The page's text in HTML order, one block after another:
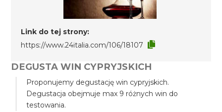
Link do tej strony:
https://www.24italia.com/106/18107
DEGUSTA WIN CYPRYJSKICH
Proponujemy degustację win cypryjskich.
Degustacja obejmuje max 9 różnych win do
testowania.